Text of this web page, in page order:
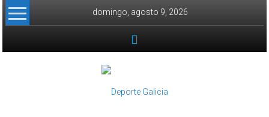
Skip to content
domingo, agosto 9, 2026